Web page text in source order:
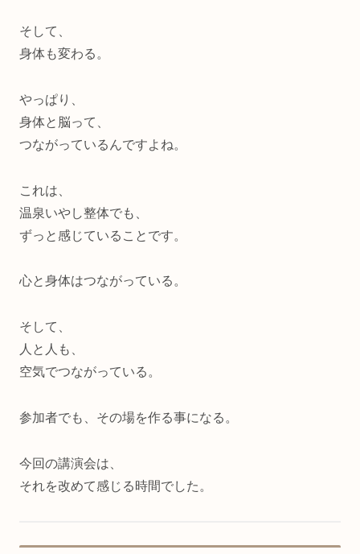
そして、
身体も変わる。
やっぱり、
身体と脳って、
つながっているんですよね。
これは、
温泉いやし整体でも、
ずっと感じていることです。
心と身体はつながっている。
そして、
人と人も、
空気でつながっている。
参加者でも、その場を作る事になる。
今回の講演会は、
それを改めて感じる時間でした。